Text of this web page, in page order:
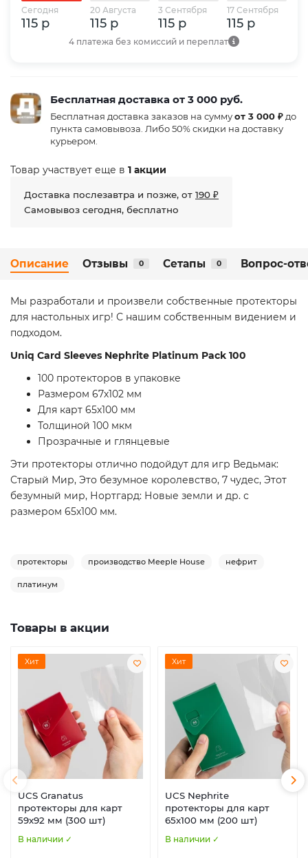
Сегодня
115 р
20 Августа
115 р
3 Сентября
115 р
17 Сентября
115 р
4 платежа без комиссий и переплат
Бесплатная доставка от 3 000 руб.
Бесплатная доставка заказов на суммуот 3 000 ₽ до
пункта самовывоза. Либо 50% скидки на доставку
курьером.
Товар участвует еще в 1 акции
Доставка послезавтра и позже, от 190 ₽
Самовывоз сегодня, бесплатно
Описание Отзывы 0 Сетапы 0 Вопрос-
Мы разработали и произвели собственные протекторы
для настольных игр! С нашим собственным видением и
подходом.
Uniq Card Sleeves Nephrite Platinum Pack 100
100 протекторов в упаковке
Размером 67х102 мм
Для карт 65х100 мм
Толщиной 100 мкм
Прозрачные и глянцевые
Эти протекторы отлично подойдут для игр Ведьмак:
Старый Мир, Это безумное королевство, 7 чудес, Этот
безумный мир, Нортгард: Новые земли и др. с
размером 65х100 мм.
протекторы производство Meeple House нефрит
платинум
Товары в акции
Хит
UCS Granatus
протекторы для карт
59х92 мм (300 шт)
В наличии ✓
Хит
UCS Nephrite
протекторы для карт
65х100 мм (200 шт)
В наличии ✓